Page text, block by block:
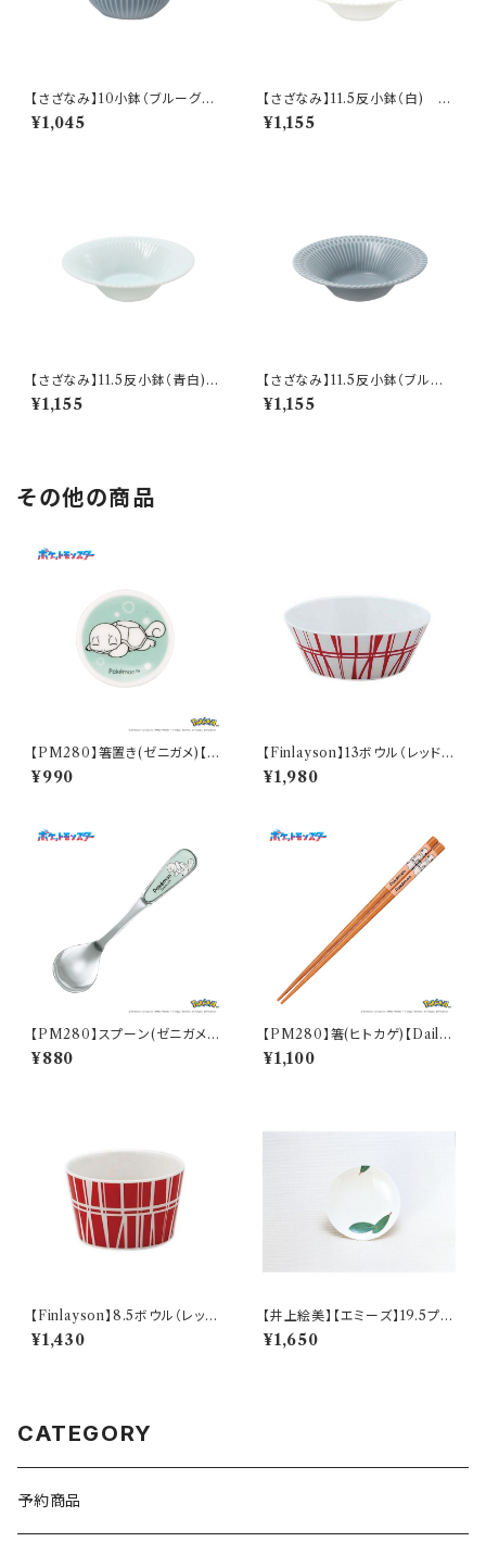
【さざなみ】10小鉢（ブルーグレ
ー) O-M47503
¥1,045
【さざなみ】11.5反小鉢（白) O
-M43301
¥1,155
【さざなみ】11.5反小鉢（青白)
O-M43302
¥1,155
【さざなみ】11.5反小鉢（ブルー
グレー) O-M43303
¥1,155
その他の商品
【PM280】箸置き(ゼニガメ)【D
aily Sketch】PM283-402
¥990
【Finlayson】13ボウル（レッド）
【コロナ】
¥1,980
【PM280】スプーン(ゼニガメ)
【Daily Sketch】PM283-850
¥880
【PM280】箸(ヒトカゲ)【Daily
Sketch】PM282-840
¥1,100
【Finlayson】8.5ボウル（レッ
ド）【コロナ】
¥1,430
【井上絵美】【エミーズ】19.5プレ
ート【ベイリーフ】AM20-1-T2
2
¥1,650
CATEGORY
予約商品